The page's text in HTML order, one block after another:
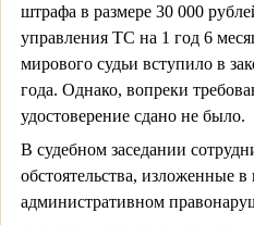
штрафа в размере 30 000
управления ТС на 1 год 6
мирового судьи вступило в
года. Однако, вопреки
удостоверение сдано не было.
В судебном заседании
обстоятельства, изложенные в
административном